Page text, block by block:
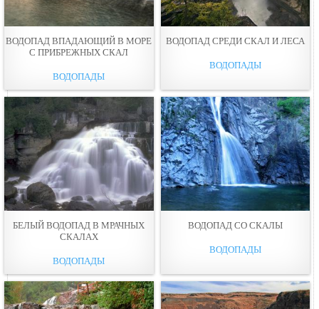
ВОДОПАД ВПАДАЮЩИЙ В МОРЕ
С ПРИБРЕЖНЫХ СКАЛ
ВОДОПАДЫ
ВОДОПАД СРЕДИ СКАЛ И ЛЕСА
ВОДОПАДЫ
БЕЛЫЙ ВОДОПАД В МРАЧНЫХ
СКАЛАХ
ВОДОПАДЫ
ВОДОПАД СО СКАЛЫ
ВОДОПАДЫ